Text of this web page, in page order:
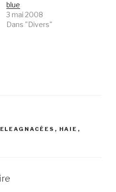
blue
3 mai 2008
Dans "Divers"
ELEAGNACÉES , HAIE ,